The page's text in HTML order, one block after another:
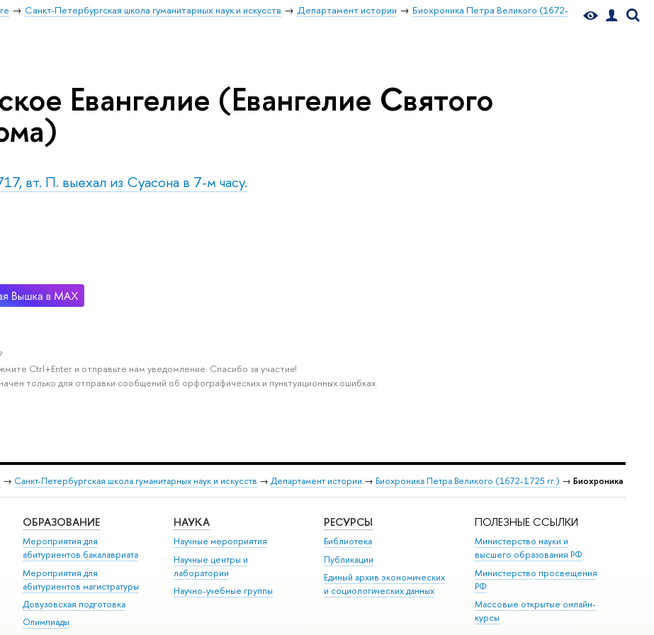
Санкт-Петербургская школа гуманитарных наук и искусств Департамент истории
Биохроника Петра Великого (1672-
Евангелие (Евангелие Святого
вт. П. выехал из Суасона в 7-м часу.
Ctrl+Enter и отправьте нам уведомление. Спасибо за участие!
только для отправки сообщений об орфографических и пунктуационных ошибках.
→ Санкт-Петербургская школа гуманитарных наук и искусств → Департамент истории → Биохроника Петра Великого (1672-1725 гг.) → Биохроника
ОБРАЗОВАНИЕ
Мероприятия для
абитуриентов бакалавриата
Мероприятия для
абитуриентов магистратуры
Довузовская подготовка
Олимпиады
НАУКА
Научные мероприятия
Научные центры и
лаборатории
Научно-учебные группы
РЕСУРСЫ
Библиотека
Публикации
Единый архив экономических
и социологических данных
ПОЛЕЗНЫЕ ССЫЛКИ
Министерство науки и
высшего образования РФ
Министерство просвещения
РФ
Массовые открытые онлайн-
курсы